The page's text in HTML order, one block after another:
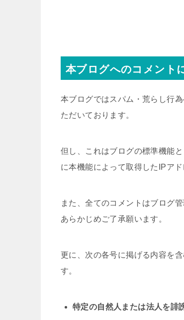
本ブログへのコメント
本ブログではスパム・荒らし行
ただいております。
但し、これはブログの標準機能
に本機能によって取得したIPア
また、全てのコメントはブログ
あらかじめご了承願います。
更に、次の各号に掲げる内容を
す。
特定の自然人または法人を誹